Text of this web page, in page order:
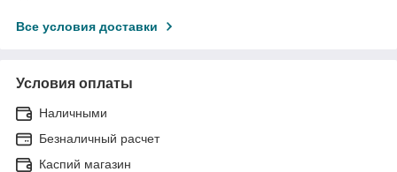
Все условия доставки
Условия оплаты
Наличными
Безналичный расчет
Каспий магазин